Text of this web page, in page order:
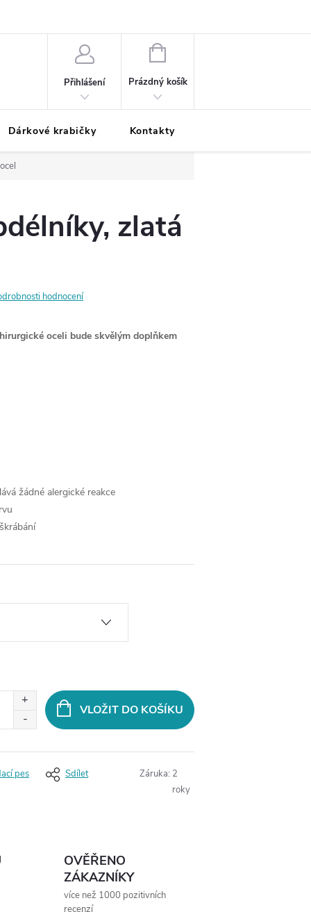
Přihlášení
NÁKUPNÍ
Prázdný košík
Dárkové krabičky Kontakty
zlatá
hodnocení
oceli bude skvělým doplňkem
žádné alergické reakce
VLOŽIT DO KOŠÍKU
pes Sdílet Záruka: 2
roky
OVĚŘENO
ZÁKAZNÍKY
více než 1000 pozitivních
recenzí